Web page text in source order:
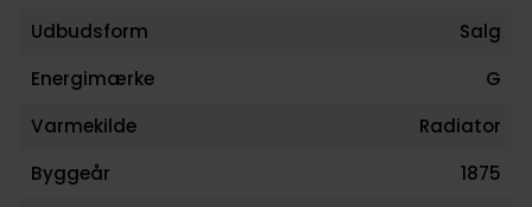
Udbudsform
Salg
Energimærke
G
Varmekilde
Radiator
Byggeår
1875